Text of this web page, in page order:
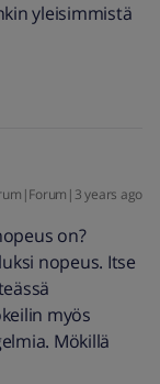
yleisimmistä
years ago
on?
nopeus. Itse
myös
Mökillä